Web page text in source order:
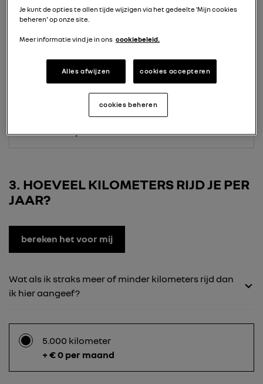
+ € 81 per maand
+ € 157 per maand
24 maanden
+ € 284 per maand
3 HOEVEEL KILOMETERS RIJD JE PER
JAAR?
bereken het voor mij
Wat als ik straks meer of minder kilometers rijd dan
ik hier aangeef?
5.000 kilometer
+ € 0 per maand
Je kunt de opties te allen tijde wijzigen via het gedeelte 'Mijn cookies
beheren' op onze site.
Meer informatie vind je in ons cookiebeleid.
Alles afwijzen cookies accepteren
cookies beheren